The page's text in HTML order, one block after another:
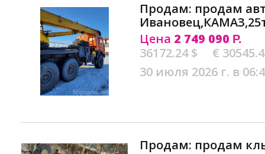
Продам: продам
Цена 2 749 090 Р.
36172.24 $
€
30 июля 2026 г. в
Продам: продам